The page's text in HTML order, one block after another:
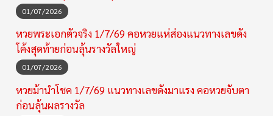
01/07/2026
หวยพระเอกตัวจริง 1/7/69 คอหวยแห่ส่องแนวทางเลขดัง
โค้งสุดท้ายก่อนลุ้นรางวัลใหญ่
01/07/2026
หวยม้านำโชค 1/7/69 แนวทางเลขดังมาแรง คอหวยจับตา
ก่อนลุ้นผลรางวัล